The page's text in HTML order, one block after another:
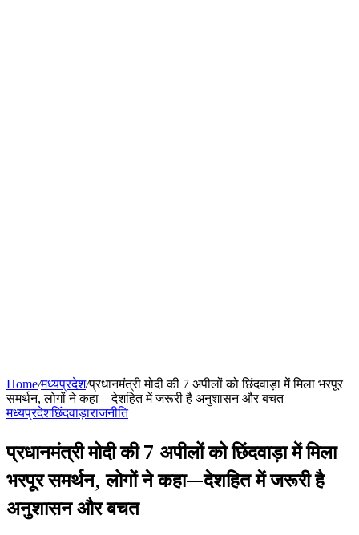
Home/मध्यप्रदेश/प्रधानमंत्री मोदी की 7 अपीलों को छिंदवाड़ा में मिला भरपूर
समर्थन, लोगों ने कहा—देशहित में जरूरी है अनुशासन और बचत
मध्यप्रदेशछिंदवाड़ाराजनीति
प्रधानमंत्री मोदी की 7 अपीलों को छिंदवाड़ा में मिला
भरपूर समर्थन, लोगों ने कहा—देशहित में जरूरी है
अनुशासन और बचत